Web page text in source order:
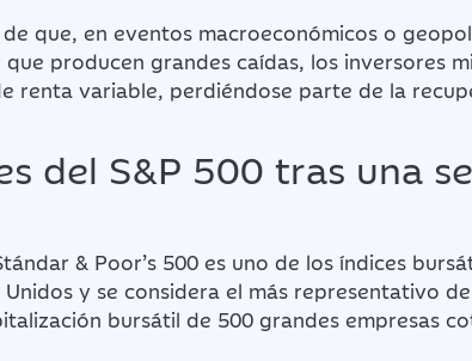
que, en eventos macroeconómicos o
producen grandes caídas, los inversores
renta variable, perdiéndose parte de la
del S&P 500 tras una
& Poor’s 500 es uno de los índices
y se considera el más representativo
bursátil de 500 grandes empresas